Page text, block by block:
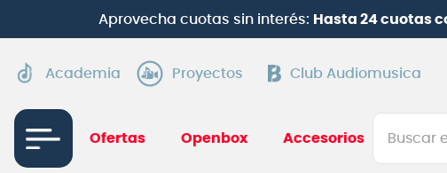
Aprovecha cuotas sin interés: Hasta 24 cuotas
Academia Proyectos Club Audiomusica
Ofertas Openbox Accesorios
Buscar en